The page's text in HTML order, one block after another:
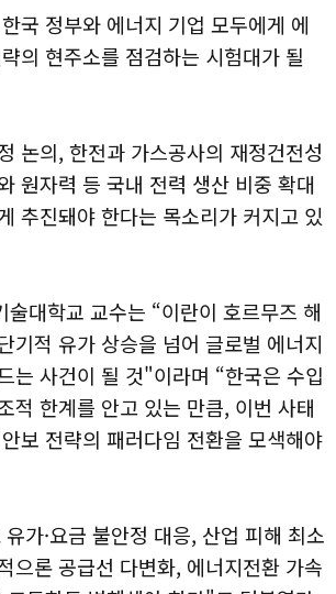
국 정부와 에너지 기업 모두에게 에
의 현주소를 점검하는 시험대가 될
논의, 한전과 가스공사의 재정건전성
원자력 등 국내 전력 생산 비중 확대
추진돼야 한다는 목소리가 커지고 있
술대학교 교수는 “이란이 호르무즈 해
기적 유가 상승을 넘어 글로벌 에너지
는 사건이 될 것"이라며 “한국은 수입
적 한계를 안고 있는 만큼, 이번 사태
보 전략의 패러다임 전환을 모색해야
가·요금 불안정 대응, 산업 피해 최소
으론 공급선 다변화, 에너지전환 가속